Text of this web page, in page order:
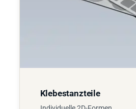
Klebestanzteile